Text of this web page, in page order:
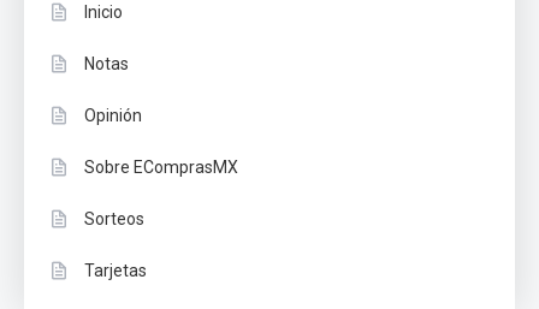
Inicio
Notas
Opinión
Sobre EComprasMX
Sorteos
Tarjetas